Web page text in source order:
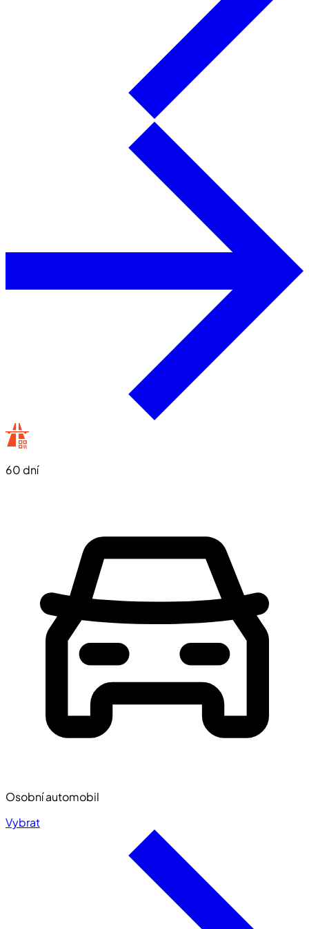
60 dní
Osobní automobil
Vybrat